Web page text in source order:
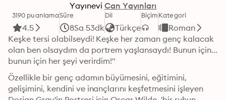
Yayınevi Can Yayınları
3190 puanlama
4.5
Süre
8Sa 53dk
Dil
Türkçe
BiçimKategori
Roman
Keşke tersi olabilseydi! Keşke her zaman genç kalacak
olan ben olsaydım da portrem yaşlansaydı! Bunun için...
bunun için her şeyi verirdim!"
Özellikle bir genç adamın büyümesini, eğitimini,
gelişimini, kendini ve inançlarını keşfetmesini işleyen